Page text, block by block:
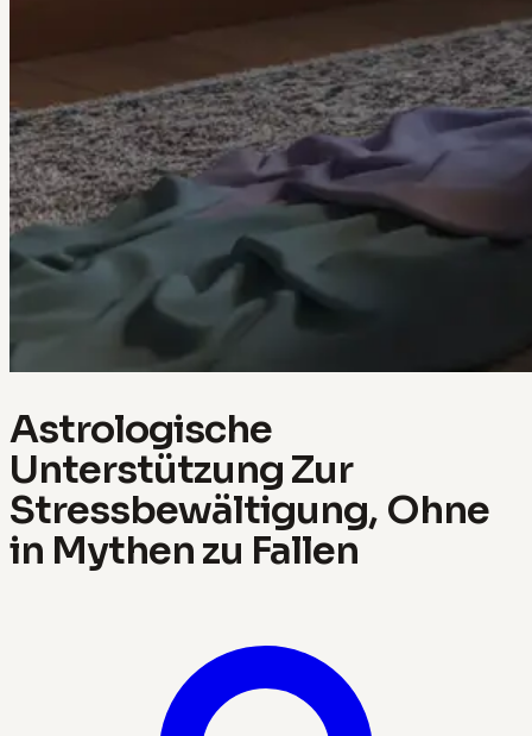
Astrologische
Unterstützung Zur
Stressbewältigung, Ohne
in Mythen zu Fallen